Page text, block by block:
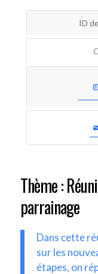
ID
Thème :
parrainage
Dans cette
sur les
étapes, on